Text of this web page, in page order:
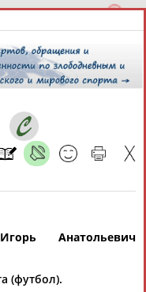
года,
Расширенный поиск
Анатольевич
(футбол).